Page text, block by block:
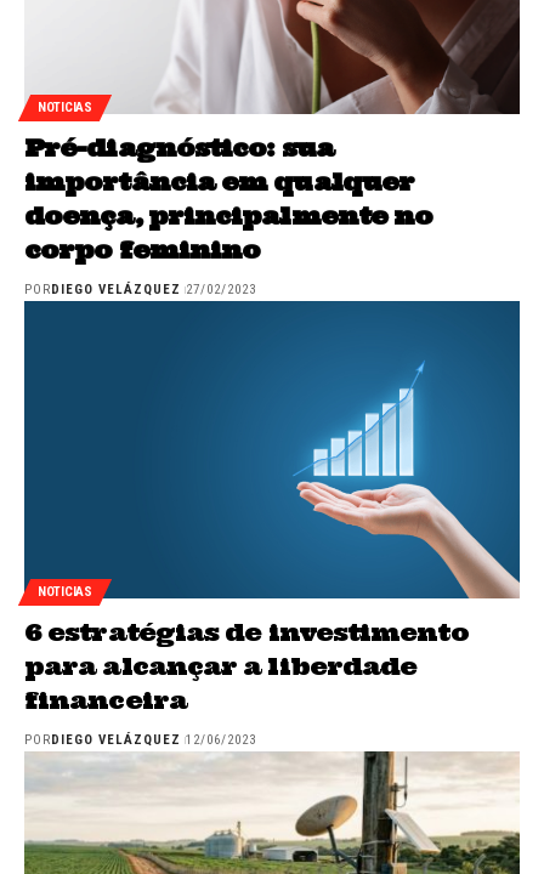
NOTICIAS
Pré-diagnóstico: sua
importância em qualquer
doença, principalmente no
corpo feminino
PORDIEGO VELÁZQUEZ 27/02/2023
NOTICIAS
6 estratégias de investimento
para alcançar a liberdade
financeira
PORDIEGO VELÁZQUEZ 12/06/2023